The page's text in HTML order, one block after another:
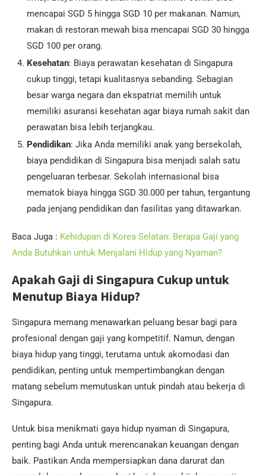
mencapai SGD 5 hingga SGD 10 per makanan. Namun,
makan di restoran mewah bisa mencapai SGD 30 hingga
SGD 100 per orang.
Kesehatan: Biaya perawatan kesehatan di Singapura
cukup tinggi, tetapi kualitasnya sebanding. Sebagian
besar warga negara dan ekspatriat memilih untuk
memiliki asuransi kesehatan agar biaya rumah sakit dan
perawatan bisa lebih terjangkau.
Pendidikan: Jika Anda memiliki anak yang bersekolah,
biaya pendidikan di Singapura bisa menjadi salah satu
pengeluaran terbesar. Sekolah internasional bisa
mematok biaya hingga SGD 30.000 per tahun, tergantung
pada jenjang pendidikan dan fasilitas yang ditawarkan.
Baca Juga : Kehidupan di Korea Selatan: Berapa Gaji yang
Anda Butuhkan untuk Menjalani Hidup yang Nyaman?
Apakah Gaji di Singapura Cukup untuk
Menutup Biaya Hidup?
Singapura memang menawarkan peluang besar bagi para
profesional dengan gaji yang kompetitif. Namun, dengan
biaya hidup yang tinggi, terutama untuk akomodasi dan
pendidikan, penting untuk mempertimbangkan dengan
matang sebelum memutuskan untuk pindah atau bekerja di
Singapura.
Untuk bisa menikmati gaya hidup nyaman di Singapura,
penting bagi Anda untuk merencanakan keuangan dengan
baik. Pastikan Anda mempersiapkan dana darurat dan